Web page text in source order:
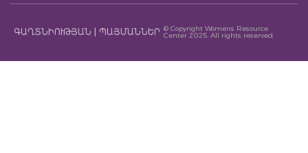
© Copyright Womens Resource
Center 2025. All rights reserved.
ԳԱՂՏՆԻՈՒԹՅԱՆ | ՊԱՅՄԱՆՆԵՐ